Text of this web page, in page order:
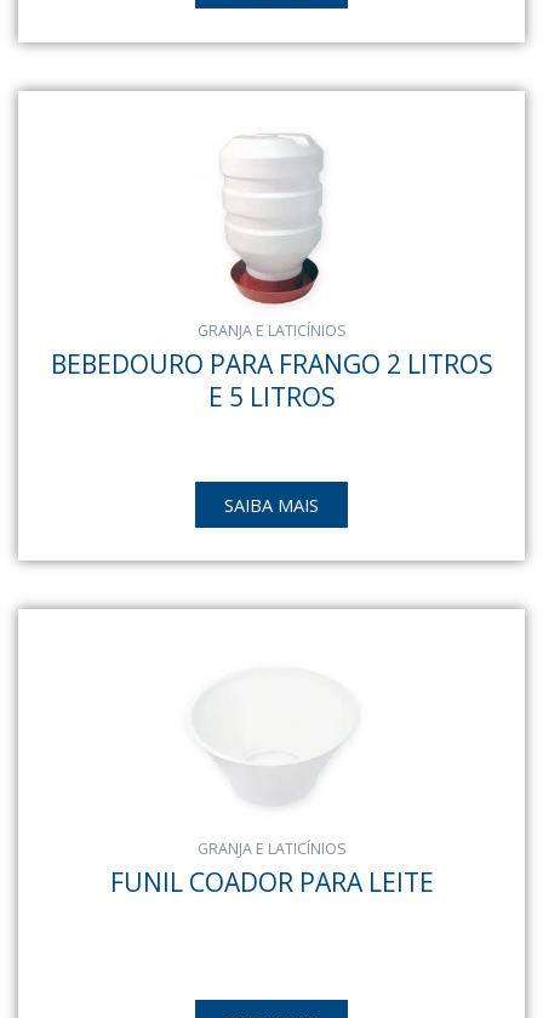
GRANJA E LATICÍNIOS
BEBEDOURO PARA FRANGO 2 LITROS
E 5 LITROS
SAIBA MAIS
GRANJA E LATICÍNIOS
FUNIL COADOR PARA LEITE